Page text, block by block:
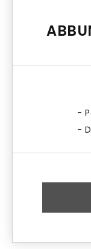
-
-